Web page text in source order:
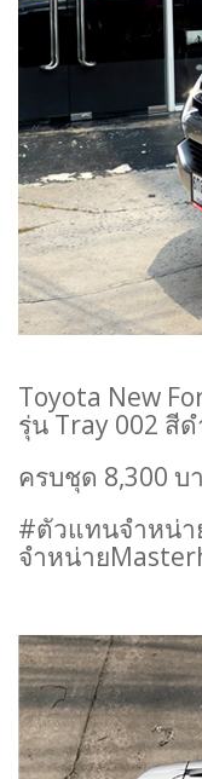
Toyota New
รุ่น Tray 002 สี
ครบชุด 8,300 บ
#ตัวแทนจำหน่
จำหน่าย